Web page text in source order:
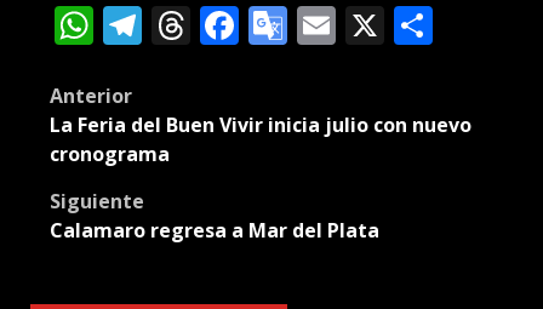
WhatsApp
Telegram
Threads
Facebook
Google
Email
X
Post
navigation
Anterior
La Feria del Buen Vivir inicia julio con nuevo
cronograma
Siguiente
Calamaro regresa a Mar del Plata